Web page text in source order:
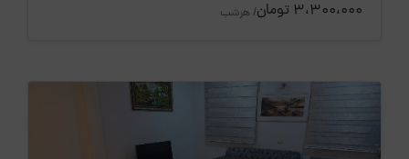
3،300،000 تومان / هرشب